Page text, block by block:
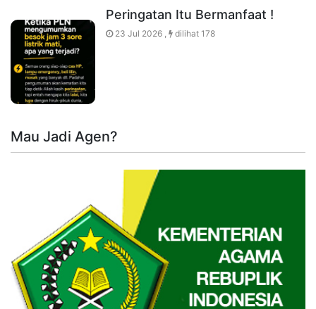
Peringatan Itu Bermanfaat !
23 Jul 2026 , dilihat 178
Mau Jadi Agen?